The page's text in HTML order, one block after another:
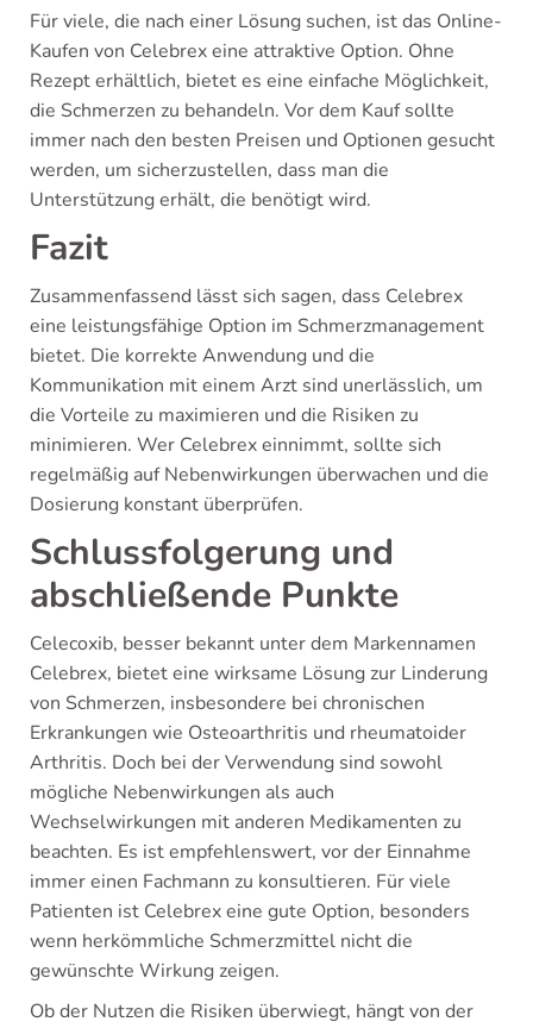
Für viele, die nach einer Lösung suchen, ist das Online-
Kaufen von Celebrex eine attraktive Option. Ohne
Rezept erhältlich, bietet es eine einfache Möglichkeit,
die Schmerzen zu behandeln. Vor dem Kauf sollte
immer nach den besten Preisen und Optionen gesucht
werden, um sicherzustellen, dass man die
Unterstützung erhält, die benötigt wird.
Fazit
Zusammenfassend lässt sich sagen, dass Celebrex
eine leistungsfähige Option im Schmerzmanagement
bietet. Die korrekte Anwendung und die
Kommunikation mit einem Arzt sind unerlässlich, um
die Vorteile zu maximieren und die Risiken zu
minimieren. Wer Celebrex einnimmt, sollte sich
regelmäßig auf Nebenwirkungen überwachen und die
Dosierung konstant überprüfen.
Schlussfolgerung und
abschließende Punkte
Celecoxib, besser bekannt unter dem Markennamen
Celebrex, bietet eine wirksame Lösung zur Linderung
von Schmerzen, insbesondere bei chronischen
Erkrankungen wie Osteoarthritis und rheumatoider
Arthritis. Doch bei der Verwendung sind sowohl
mögliche Nebenwirkungen als auch
Wechselwirkungen mit anderen Medikamenten zu
beachten. Es ist empfehlenswert, vor der Einnahme
immer einen Fachmann zu konsultieren. Für viele
Patienten ist Celebrex eine gute Option, besonders
wenn herkömmliche Schmerzmittel nicht die
gewünschte Wirkung zeigen.
Ob der Nutzen die Risiken überwiegt, hängt von der